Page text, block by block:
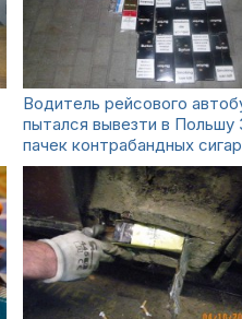
Водитель рейсового
пытался вывезти в Польшу
пачек контрабандных